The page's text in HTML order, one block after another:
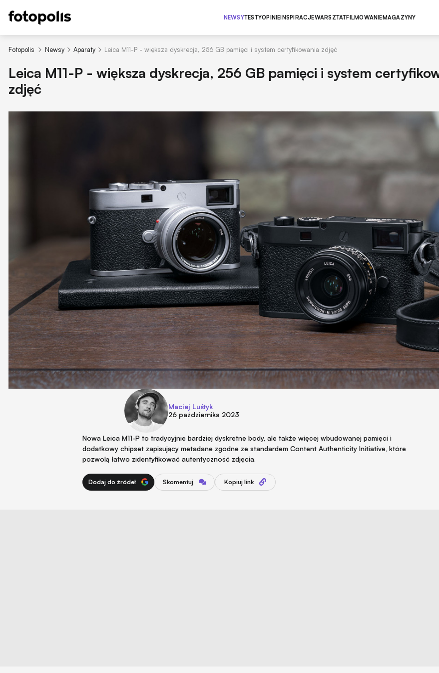
NEWSYTESTYOPINIEINSPIRACJEWARSZTATFILMOWANIEMAGAZYNY
Fotopolis Newsy Aparaty Leica M11-P - większa dyskrecja, 256 GB pamięci i system certyfikowania zdjęć
Leica M11-P - większa dyskrecja, 256 GB pamięci i system
zdjęć
Maciej Luśtyk
26 października 2023
Nowa Leica M11-P to tradycyjnie bardziej dyskretne body, ale także więcej wbudowanej pamięci i
dodatkowy chipset zapisujący metadane zgodne ze standardem Content Authenticity Initiative, które
pozwolą łatwo zidentyfikować autentyczność zdjęcia.
Dodaj do źródeł Skomentuj Kopiuj link